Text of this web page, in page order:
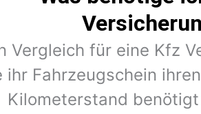
Vergleich für eine Kfz
ihr Fahrzeugschein
Kilometerstand